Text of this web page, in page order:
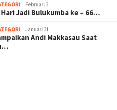
Februari 3
Jadi Bulukumba ke – 66…
Januari 31
Andi Makkasau Saat